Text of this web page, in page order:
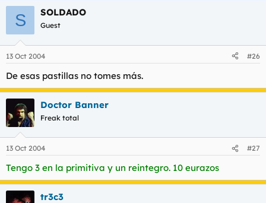
i
c
i
a
d
o
d
e
l
t
e
m
a
e
i
c
i
S SOLDADO
Guest
13 Oct 2004 #26
De esas pastillas no tomes más.
Doctor Banner
Freak total
13 Oct 2004 #27
Tengo 3 en la primitiva y un reintegro. 10 eurazos
tr3c3